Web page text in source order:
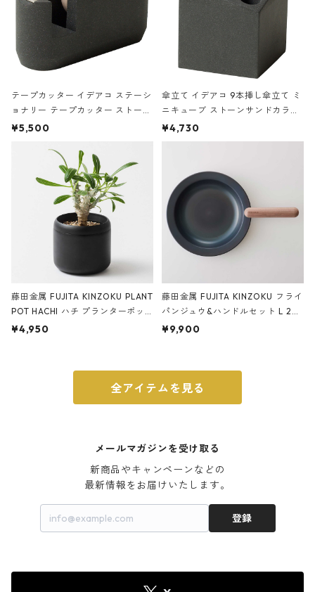
テープカッター イデアコ ステーシ
ョナリー テープカッター ストーン
サンドカラー 石調 ideaco Station
¥5,500
傘立て イデアコ 9本挿し傘立て ミ
ニキューブ ストーンサンドカラー
石調 ideaco Umbrella Stand CUB
E ストーンサンドブラック
¥4,730
藤田金属 FUJITA KINZOKU PLANT
POT HACHI ハチ プランターポッ
ト 3号 ブラック
¥4,950
藤田金属 FUJITA KINZOKU フライ
パンジュウ&ハンドルセット L 24c
m ガス火・IH対応 鉄フライパン
¥9,900
全アイテムを見る
メールマガジンを受け取る
新商品やキャンペーンなどの
最新情報をお届けいたします。
登録